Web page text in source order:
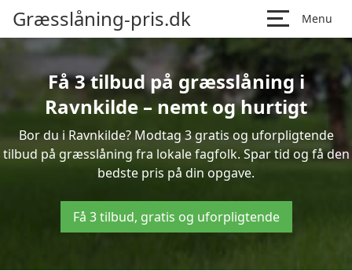
Græsslåning-pris.dk Menu
Få 3 tilbud på græsslåning i
Ravnkilde – nemt og hurtigt
Bor du i Ravnkilde? Modtag 3 gratis og uforpligtende
tilbud på græsslåning fra lokale fagfolk. Spar tid og få den
bedste pris på din opgave.
Få 3 tilbud, gratis og uforpligtende